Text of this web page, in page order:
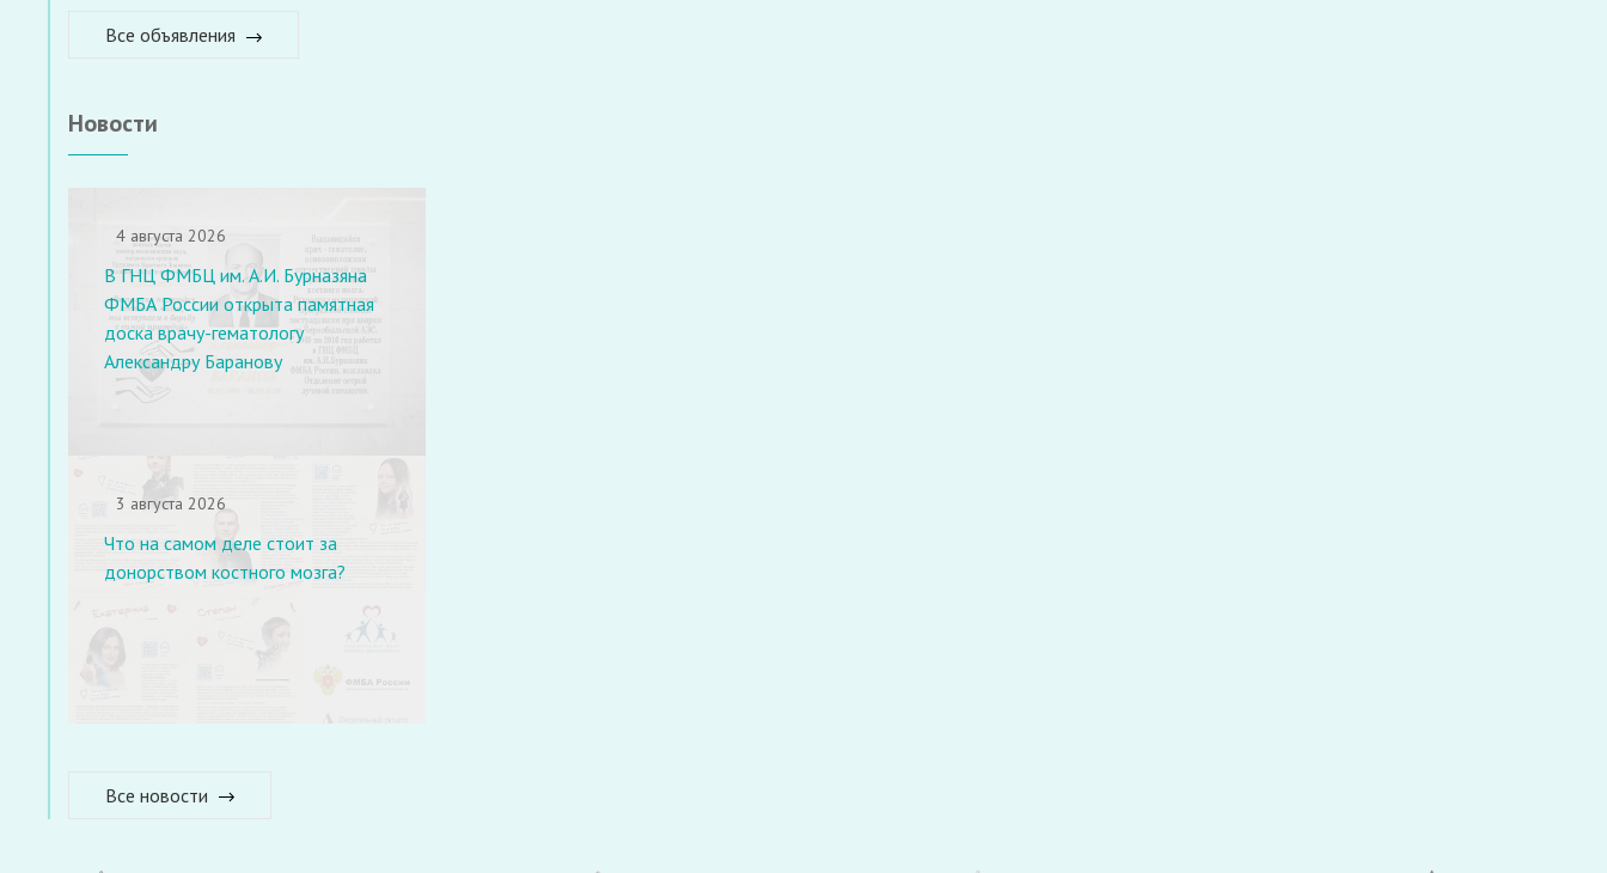
Все объявления
Новости
4 августа 2026
В ГНЦ ФМБЦ им. А.И. Бурназяна
ФМБА России открыта памятная
доска врачу-гематологу
Александру Баранову
3 августа 2026
Что на самом деле стоит за
донорством костного мозга?
Все новости